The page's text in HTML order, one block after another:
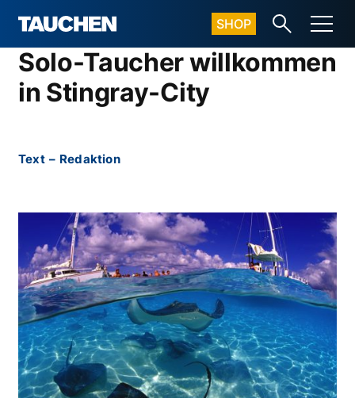
SHOP
Solo-Taucher willkommen
in Stingray-City
Text – Redaktion